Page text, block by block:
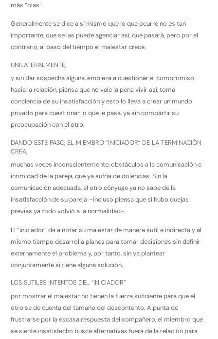
más “olas”.
Generalmente se dice a sí mismo que lo que ocurre no es tan
importante, que se las puede agenciar así, que pasará, pero por el
contrario, al paso del tiempo el malestar crece.
UNILATERALMENTE,
y sin dar sospecha alguna, empieza a cuestionar el compromiso
hacia la relación, piensa que no vale la pena vivir así, toma
conciencia de su insatisfacción y esto lo lleva a crear un mundo
privado para cuestionar lo que le pasa, ya sin compartir su
preocupación con el otro.
DANDO ESTE PASO, EL MIEMBRO “INICIADOR” DE LA TERMINACIÓN
CREA,
muchas veces inconscientemente, obstáculos a la comunicación e
intimidad de la pareja, que ya sufría de dolencias. Sin la
comunicación adecuada, el otro cónyuge ya no sabe de la
insatisfacción de su pareja –incluso piensa que si hubo quejas
previas ya todo volvió a la normalidad-.
El “iniciador” da a notar su malestar de manera sutil e indirecta y al
mismo tiempo desarrolla planes para tomar decisiones sin definir
externamente el problema y, por tanto, sin ya plantear
conjuntamente si tiene alguna solución.
LOS SUTILES INTENTOS DEL “INICIADOR”
por mostrar el malestar no tienen la fuerza suficiente para que el
otro se de cuenta del tamaño del descontento. A punta de
frustrarse por la escasa respuesta del compañero, el miembro que
se siente insatisfecho busca alternativas fuera de la relación para